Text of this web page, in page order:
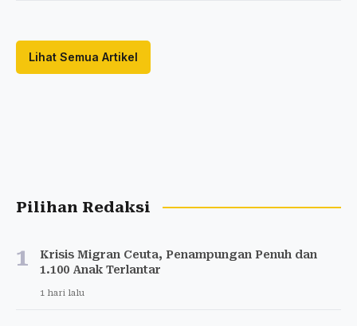
Lihat Semua Artikel
Pilihan Redaksi
1
Krisis Migran Ceuta, Penampungan Penuh dan
1.100 Anak Terlantar
1 hari lalu